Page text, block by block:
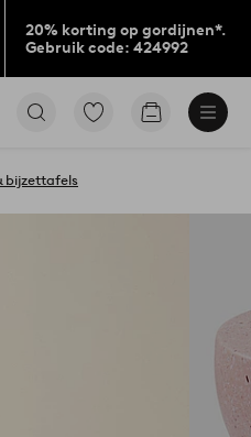
20% korting op gordijnen*.
Gebruik code: 424992
Ga
Go
bijzettafels